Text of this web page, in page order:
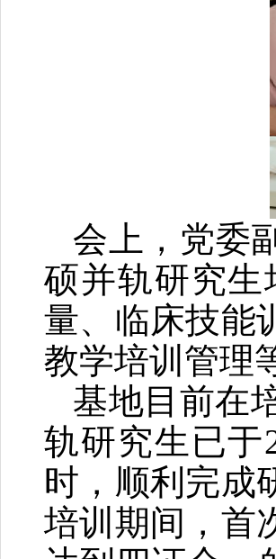
会上，党委
硕并轨研究
量、临床技能
教学培训管理
基地目前在
轨研究生已于
时，顺利完成
培训期间，首